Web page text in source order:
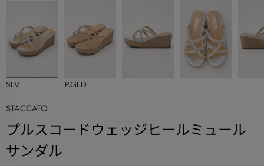
SLV P.GLD
STACCATO
プルスコードウェッジヒールミュール
サンダル